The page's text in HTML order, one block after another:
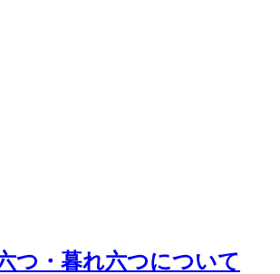
つ・暮れ六つについて